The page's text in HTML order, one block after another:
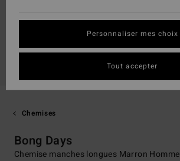
Chemises
Bong Days
Chemise manches longues Marron Homme
Personnaliser mes choix
Tout accepter